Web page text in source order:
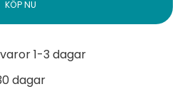
1-3 dagar
dagar